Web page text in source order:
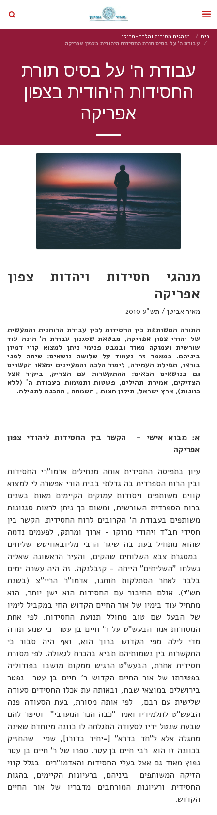
בית
מנהגים מסורות והלכה-מרוקו
עבודת ה' על בסיס תורת החסידות היהודית בצפון אפריקה
עבודת ה' על בסיס תורת
החסידות היהודית בצפון
אפריקה
מנהגי חסידות ויהדות צפון
אפריקה
מאיר אביטן / תש"ע 2010
התורה המשותפת בין החסידות לבין עבודת הרוחנית והמעשית
של יהודי צפון אפריקה, מבטאת שסגנון עבודת ה' הינה עוד
שורשית ועמוקה מאוד ובמבט פנימי ניתן למצוא קווי דמיון
ביניהם. במאמר זה נעמוד על שלושה נושאים: שיחה לפני
בוראו, תפילת העמידה, לימוד הלכה והמעיינים ימצאו הקשרים
גם בנושאים הבאים: ההתקשרות עם הצדיק, ביקור אצל
הצדיקים, אמירת תהילים, פשטות ותמימות בעבודת ה' (ללא
כוונות), ארץ ישראל, תיקון חצות , השמחה , ההכנה לתפילה.
א: מבוא אישי - הקשר בין החסידות ליהודי צפון
אפריקה
עיון בתפיסה החסידית אותה מנחילים אדמו"רי החסידות
ובין הרוח הספרדית בה גדלתי בבית הורי אפשרה לי למצוא
קווים משותפים ויסודות עמוקים הקיימים מאות בשנים
ברוח הספרדית השורשית, ומשום כך ניתן לראות סגנונות
משותפים בעבודת ה' הקרובים לרוח החסידית. הקשר בין
חסידי חב"ד ויהודי מרוקו - ארוך ומרתק, לפעמים נדמה
שהוא מתחיל בעת בה שיגר הרבי מליובאוויטש שליחים
במסגרת צבא השלוחים שהקים, והעיר הראשונה שאליה
נשלחו "השליחים" הייתה - קזבלנקה. זה היה עשרה ימים
בלבד לאחר הסתלקות חותנו, אדמו"ר הריי"צ (בשנת
תש"י). אולם החיבור עם החסידות הוא ישן יותר, הוא
מתחיל עוד בימיו של אור החיים הקדוש החי במקביל לימיו
של הבעל שם טוב מחולל תנועת החסידות. לפי אחת
המסורות אמר הבעש"ט על ר' חיים בן עטר כי שמע תורה
מדי לילה מפי הקדוש ברוך הוא, ואף היה סבור כי
התקשרות בין נשמותיהם תביא בהכרח לגאולה. לפי מסורת
חסידית אחרת, הבעש"ט הרגיש ממקום מושבו בפודוליה
בפטירתו של אור החיים הקדוש ר' חיים בן עטר נפטר
בירושלים במוצאי שבת, ובאותה עת אכלו החסידים סעודה
שלישית עם רבם, לפי אותה מסורת, בעת הסעודה פנה
הבעש"ט לתלמידיו ואמר "כבה הנר המערבי"‏ וסיפר להם
שבעת שנטל ידיו לסעודה התגלתה לו כוונה מיוחדת שאינה
מתגלה אלא ל"חד בדרא" [=יחיד בדורו], שמי שהחזיק
בכוונה זו הוא רבי חיים בן עטר. ספרו של ר' חיים בן עטר
נפוץ מאוד גם אצל בעלי החסידות והאדמו"רים בגלל קווי
הזיקה המשותפים ביניהם, ברעיונות הקיימים, בהגות
החסידית ורעיונות המורחבים מדבריו של אור החיים
הקדוש.